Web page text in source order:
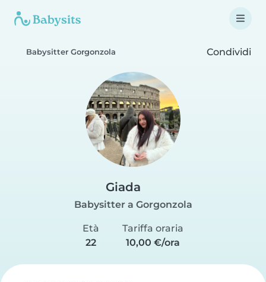
Babysitter Gorgonzola Condividi
Giada
Babysitter a Gorgonzola
Età
22
Tariffa oraria
10,00 €/ora